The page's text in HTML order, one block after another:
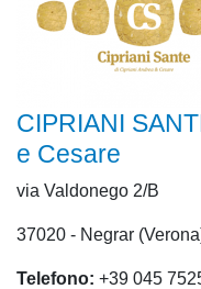
CIPRIANI
e Cesare
via Valdonego 2/B
37020 - Negrar
Telefono: +39 045